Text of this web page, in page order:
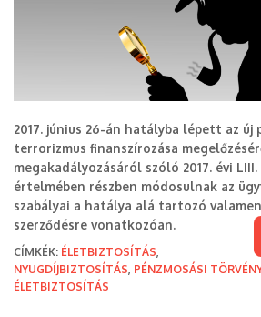
2017. június 26-án hatályba lépett az új
terrorizmus finanszírozása
megakadályozásáról szóló 2017. évi
értelmében részben módosulnak az
szabályai a hatálya alá tartozó
szerződésre vonatkozóan.
CÍMKÉK: ÉLETBIZTOSÍTÁS,
NYUGDÍJBIZTOSÍTÁS, PÉNZMOSÁSI
ÉLETBIZTOSÍTÁS